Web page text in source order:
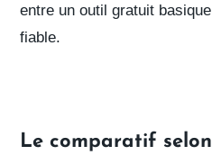
entre un outil gratuit
fiable.
Le comparatif